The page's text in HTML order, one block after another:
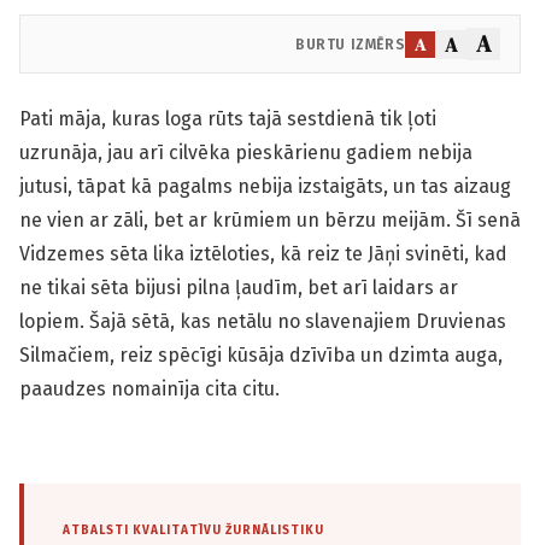
BURTU IZMĒRS A A A
Pati māja, kuras loga rūts tajā sestdienā tik ļoti
uzrunāja, jau arī cilvēka pieskārienu gadiem nebija
jutusi, tāpat kā pagalms nebija izstaigāts, un tas aizaug
ne vien ar zāli, bet ar krūmiem un bērzu meijām. Šī senā
Vidzemes sēta lika iztēloties, kā reiz te Jāņi svinēti, kad
ne tikai sēta bijusi pilna ļaudīm, bet arī laidars ar
lopiem. Šajā sētā, kas netālu no slavenajiem Druvienas
Silmačiem, reiz spēcīgi kūsāja dzīvība un dzimta auga,
paaudzes nomainīja cita citu.
ATBALSTI KVALITATĪVU ŽURNĀLISTIKU